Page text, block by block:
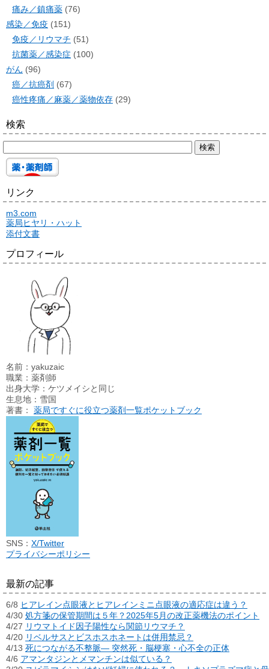
痛み／鎮痛薬 (76)
感染／免疫 (151)
免疫／リウマチ (51)
抗菌薬／感染症 (100)
がん (96)
癌／抗癌剤 (67)
癌性疼痛／麻薬／薬物依存 (29)
検索
リンク
m3.com
薬局ヒヤリ・ハット
添付文書
プロフィール
名前：yakuzaic
職業：薬剤師
出身大学：ケツメイシと同じ
生息地：雪国
著書： 薬局ですぐに役立つ薬剤一覧ポケットブック
SNS： X/Twitter
プライバシーポリシー
最新の記事
6/8 ヒアレイン点眼液とヒアレインミニ点眼液の適応症は違う？
4/30 処方箋の保管期間は５年？2025年5月の改正薬機法のポイント
4/27 リウマトイド因子陽性なら関節リウマチ？
4/20 リベルサスとビスホスホネートは併用禁忌？
4/13 死につながる不整脈― 突然死・脳梗塞・心不全の正体
4/6 アマンタジンとメマンチンは似ている？